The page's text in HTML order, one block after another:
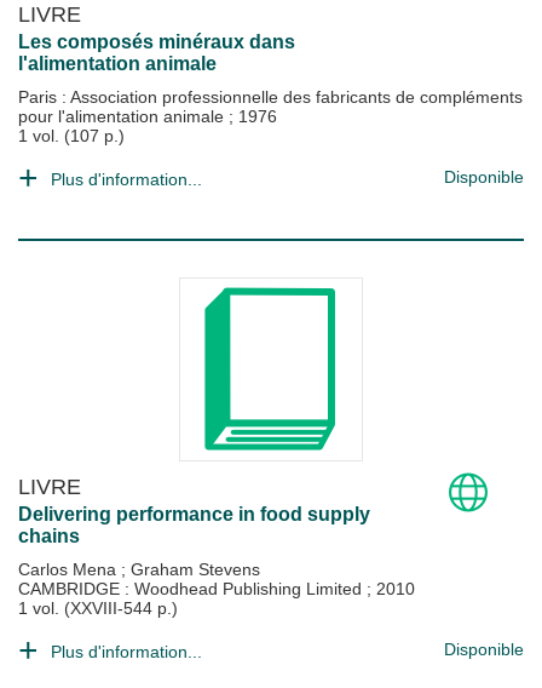
LIVRE
Les composés minéraux dans
l'alimentation animale
Paris : Association professionnelle des fabricants de compléments
pour l'alimentation animale ; 1976
1 vol. (107 p.)
Plus d'information... Disponible
LIVRE
Delivering performance in food supply
chains
Carlos Mena ; Graham Stevens
CAMBRIDGE : Woodhead Publishing Limited ; 2010
1 vol. (XXVIII-544 p.)
Plus d'information... Disponible